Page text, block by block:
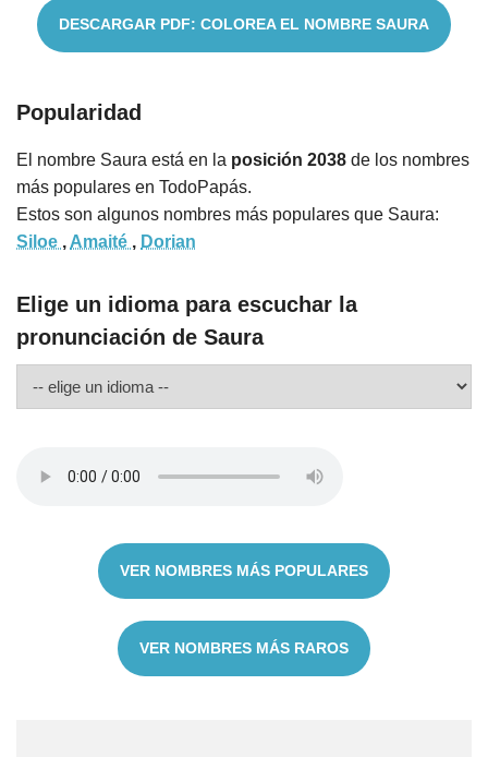
DESCARGAR PDF: COLOREA EL NOMBRE SAURA
Popularidad
El nombre Saura está en la posición 2038 de los nombres
más populares en TodoPapás.
Estos son algunos nombres más populares que Saura:
Siloe , Amaité , Dorian
Elige un idioma para escuchar la
pronunciación de Saura
VER NOMBRES MÁS POPULARES
VER NOMBRES MÁS RAROS